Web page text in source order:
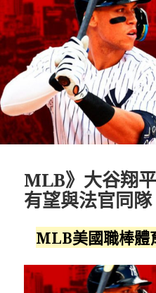
MLB》大谷翔
有望與法官同隊
MLB美國職棒